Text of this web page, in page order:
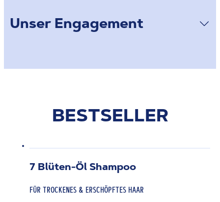
Unser Engagement
BESTSELLER
7 Blüten-Öl Shampoo
FÜR TROCKENES & ERSCHÖPFTES HAAR